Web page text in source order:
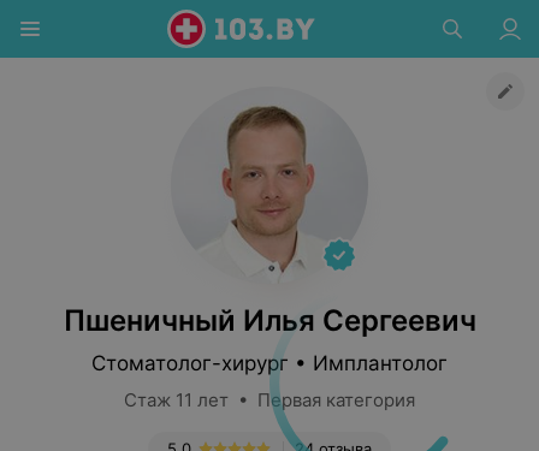
Пшеничный Илья Сергеевич
Стоматолог-хирург • Имплантолог
Стаж 11 лет • Первая категория